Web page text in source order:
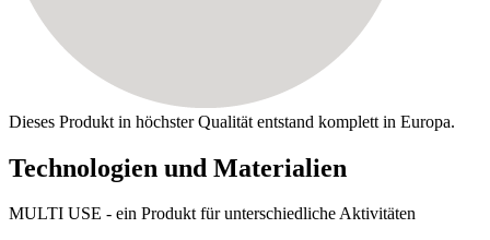
Dieses Produkt in höchster Qualität entstand komplett in Europa.
Technologien und Materialien
MULTI USE - ein Produkt für unterschiedliche Aktivitäten